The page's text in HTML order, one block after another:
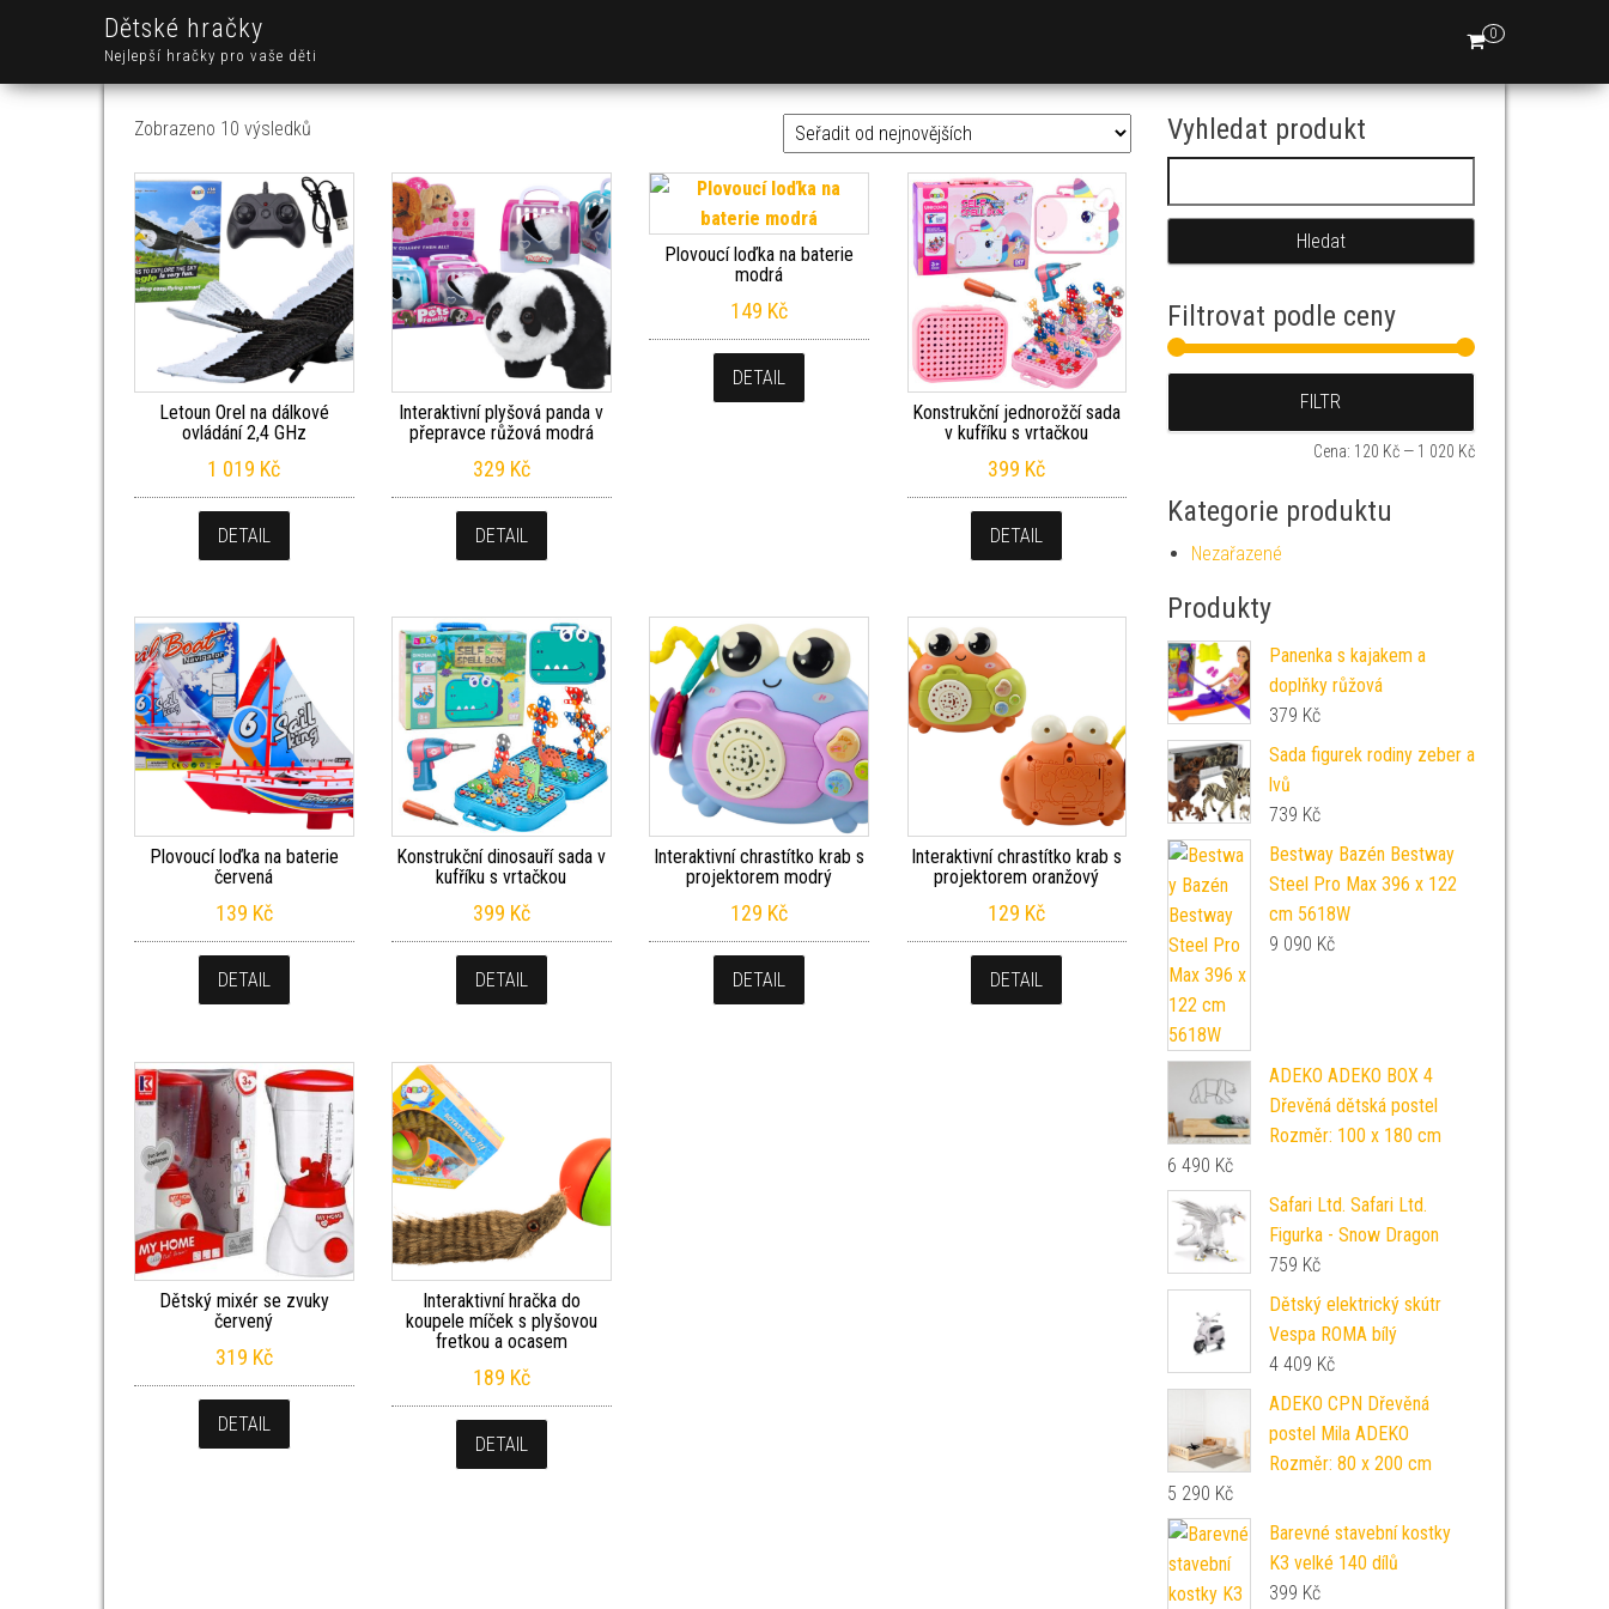
Dětské hračky
Nejlepší hračky pro vaše děti
0
Zobrazeno 10 výsledků
Letoun Orel na dálkové
ovládání 2,4 GHz
1 019 Kč
DETAIL
Interaktivní plyšová panda v
přepravce růžová modrá
329 Kč
DETAIL
Plovoucí loďka na baterie
modrá
149 Kč
DETAIL
Konstrukční jednorožčí sada
v kufříku s vrtačkou
399 Kč
DETAIL
Plovoucí loďka na baterie
červená
139 Kč
DETAIL
Konstrukční dinosauří sada v
kufříku s vrtačkou
399 Kč
DETAIL
Interaktivní chrastítko krab s
projektorem modrý
129 Kč
DETAIL
Interaktivní chrastítko krab s
projektorem oranžový
129 Kč
DETAIL
Dětský mixér se zvuky
červený
319 Kč
DETAIL
Interaktivní hračka do
koupele míček s plyšovou
fretkou a ocasem
189 Kč
DETAIL
Vyhledat produkt
Filtrovat podle ceny
FILTR
Cena: 120 Kč — 1 020 Kč
Kategorie produktu
Nezařazené
Produkty
Panenka s kajakem a
doplňky růžová
379 Kč
Sada figurek rodiny zeber a
lvů
739 Kč
Bestway Bazén Bestway
Steel Pro Max 396 x 122
cm 5618W
9 090 Kč
ADEKO ADEKO BOX 4
Dřevěná dětská postel
Rozměr: 100 x 180 cm
6 490 Kč
Safari Ltd. Safari Ltd.
Figurka - Snow Dragon
759 Kč
Dětský elektrický skútr
Vespa ROMA bílý
4 409 Kč
ADEKO CPN Dřevěná
postel Mila ADEKO
Rozměr: 80 x 200 cm
5 290 Kč
Barevné stavební kostky
K3 velké 140 dílů
399 Kč